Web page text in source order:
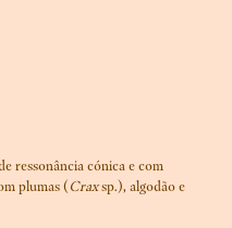
ressonância cónica e com
plumas (Craxsp.), algodão e